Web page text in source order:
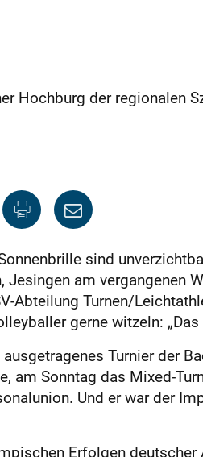
Hochburg der regionalen
sind
am vergangenen
Abteilung Turnen/
gerne witzeln:
Turnier der
am Sonntag das Mixed-
Und er war der
Erfolgen deutscher